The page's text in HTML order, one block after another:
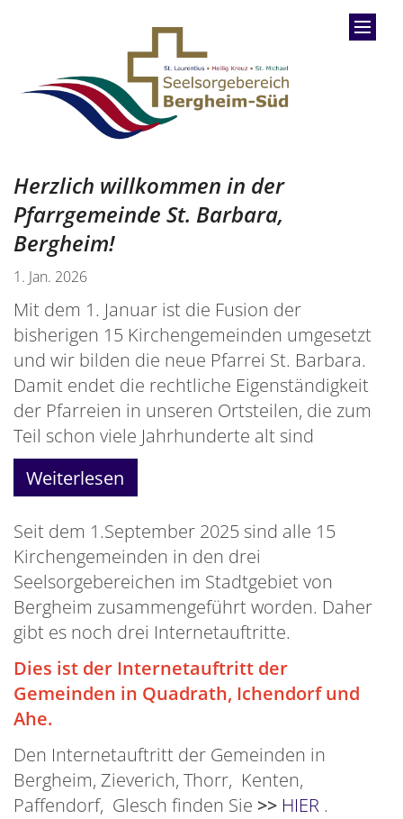
Herzlich willkommen in der
Pfarrgemeinde St. Barbara,
Bergheim!
1. Jan. 2026
Mit dem 1. Januar ist die Fusion der
bisherigen 15 Kirchengemeinden umgesetzt
und wir bilden die neue Pfarrei St. Barbara.
Damit endet die rechtliche Eigenständigkeit
der Pfarreien in unseren Ortsteilen, die zum
Teil schon viele Jahrhunderte alt sind
Weiterlesen
Seit dem 1.September 2025 sind alle 15
Kirchengemeinden in den drei
Seelsorgebereichen im Stadtgebiet von
Bergheim zusammengeführt worden. Daher
gibt es noch drei Internetauftritte.
Dies ist der Internetauftritt der
Gemeinden in Quadrath, Ichendorf und
Ahe.
Den Internetauftritt der Gemeinden in
Bergheim, Zieverich, Thorr, Kenten,
Paffendorf, Glesch finden Sie >> HIER .